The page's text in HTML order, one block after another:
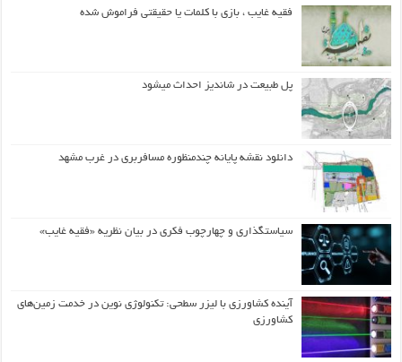
فقیه غایب ، بازی با کلمات یا حقیقتی فراموش شده
پل طبیعت در شاندیز احداث میشود
دانلود نقشه پایانه چندمنظوره مسافربری در غرب مشهد
سیاستگذاری و چهارچوب فکری در بیان نظریه «فقیه غایب»
آینده کشاورزی با لیزر سطحی: تکنولوژی نوین در خدمت زمین‌های
کشاورزی